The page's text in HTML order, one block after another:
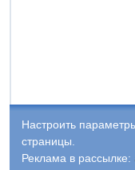
Настроить
страницы.
Реклама в рассылке: